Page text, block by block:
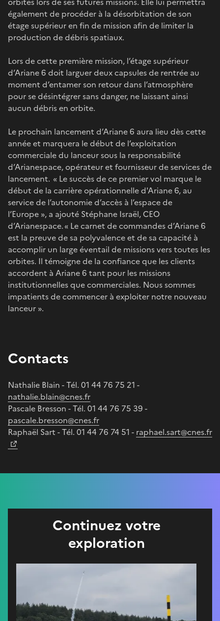
également de procéder à la désorbitation de son
étage supérieur en fin de mission afin de limiter la
production de débris spatiaux.
Lors de cette première mission, l’étage supérieur
d’Ariane 6 doit larguer deux capsules de rentrée au
moment d’entamer son retour dans l’atmosphère
pour se désintégrer sans danger, ne laissant ainsi
aucun débris en orbite.
Le prochain lancement d’Ariane 6 aura lieu dès cette
année et marquera le début de l’exploitation
commerciale du lanceur sous la responsabilité
d’Arianespace, opérateur et fournisseur de services de
lancement. « Le succès de ce premier vol marque le
début de la carrière opérationnelle d'Ariane 6, au
service de l’autonomie d’accès à l’espace de
l’Europe », a ajouté Stéphane Israël, CEO
d’Arianespace. « Le carnet de commandes d’Ariane 6
est la preuve de sa polyvalence et de sa capacité à
accomplir un large éventail de missions vers toutes les
orbites. Il témoigne de la confiance que les clients
accordent à Ariane 6 tant pour les missions
institutionnelles que commerciales. Nous sommes
impatients de commencer à exploiter notre nouveau
lanceur ».
Contacts
Nathalie Blain - Tél. 01 44 76 75 21 -
nathalie.blain@cnes.fr
Pascale Bresson - Tél. 01 44 76 75 39 -
pascale.bresson@cnes.fr
Raphaël Sart - Tél. 01 44 76 74 51 - raphael.sart@cnes.fr
Continuez votre
exploration